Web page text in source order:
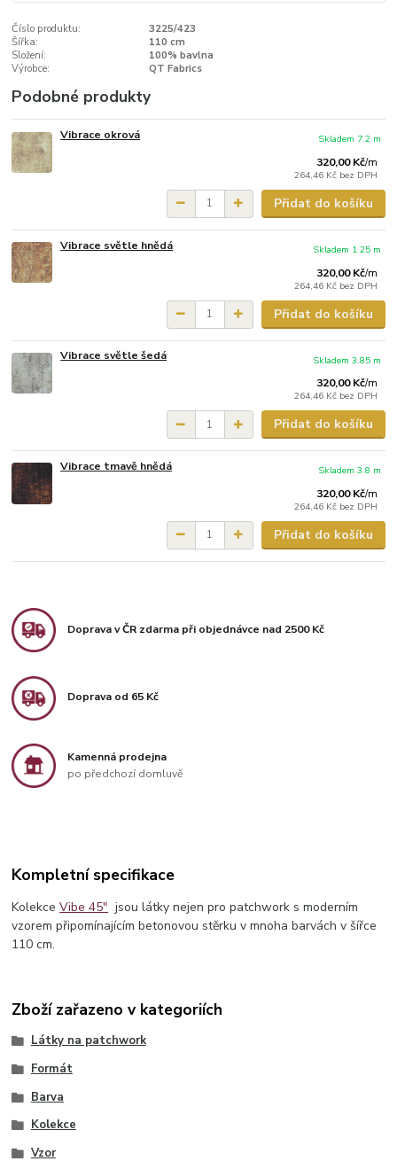
Číslo produktu:
3225/423
Šířka:
110 cm
Složení:
100% bavlna
Výrobce:
QT Fabrics
Podobné produkty
Vibrace okrová
320,00 Kč/m
264,46 Kč bez DPH
Skladem 7.2 m
Přidat do košíku
Vibrace světle hnědá
320,00 Kč/m
264,46 Kč bez DPH
Skladem 1.25 m
Přidat do košíku
Vibrace světle šedá
320,00 Kč/m
264,46 Kč bez DPH
Skladem 3.85 m
Přidat do košíku
Vibrace tmavě hnědá
320,00 Kč/m
264,46 Kč bez DPH
Skladem 3.8 m
Přidat do košíku
Doprava v ČR zdarma při objednávce nad 2500 Kč
Doprava od 65 Kč
Kamenná prodejna
po předchozí domluvě
Kompletní specifikace
KolekceVibe 45" jsou látky nejen pro patchwork s moderním
vzorem připomínajícím betonovou stěrku v mnoha barvách v šířce
110 cm.
Zboží zařazeno v kategoriích
Látky na patchwork
Formát
Barva
Kolekce
Vzor